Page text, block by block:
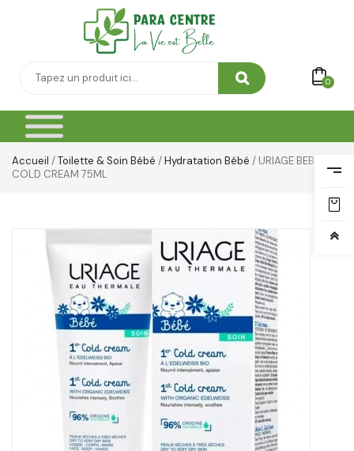
0
Accueil /Toilette & Soin Bébé /Hydratation Bébé / URIAGE BEBE
COLD CREAM 75ML